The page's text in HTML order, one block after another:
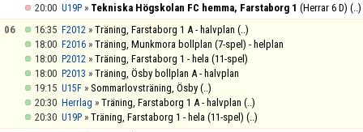
20:00 U19P » Tekniska Högskolan FC hemma, Farstaborg 1 (Herrar 6 D) (..)
06
16:35 F2012 » Träning, Farstaborg 1 A - halvplan (..)
18:00 F2016 » Träning, Munkmora bollplan (7-spel) - helplan
18:00 P2012 » Träning, Farstaborg 1 - hela (11-spel)
18:00 P2013 » Träning, Ösby bollplan A - halvplan
19:15 U15F » Sommarlovsträning, Ösby (..)
20:30 Herrlag » Träning, Farstaborg 1 A - halvplan (..)
20:30 U19P » Träning, Farstaborg 1 - hela (11-spel) (..)